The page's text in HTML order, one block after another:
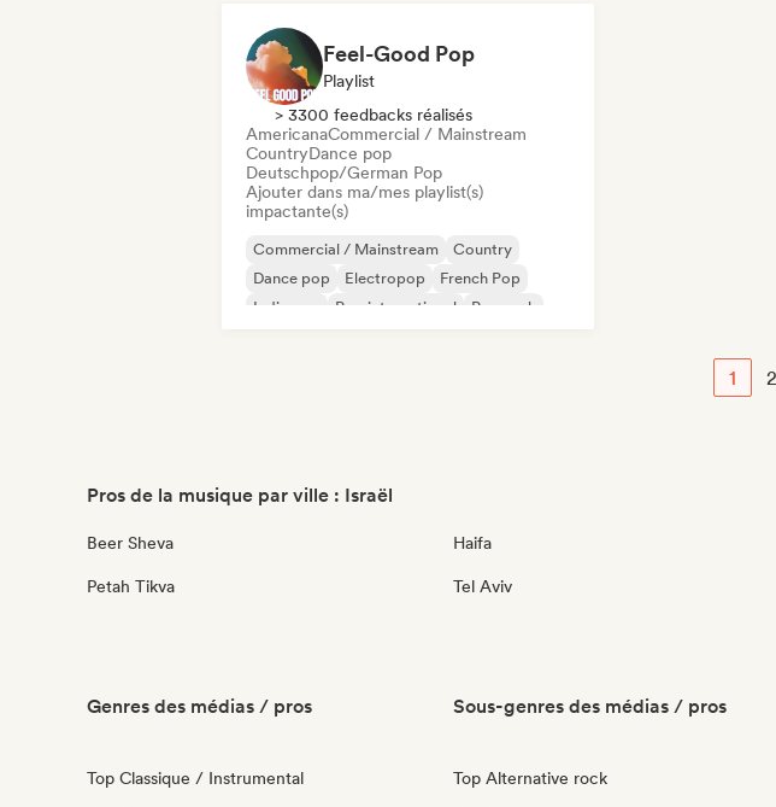
Feel-Good Pop
Playlist
> 3300 feedbacks réalisés
AmericanaCommercial / Mainstream
CountryDance pop
Deutschpop/German Pop
Ajouter dans ma/mes playlist(s)
impactante(s)
Commercial / Mainstream
Country
Dance pop
Electropop
French Pop
Indie pop
Pop international Pop rock
1 2
Pros de la musique par ville : Israël
Beer Sheva Haifa
Petah Tikva Tel Aviv
Genres des médias / pros
Top Classique / Instrumental
Sous-genres des médias / pros
Top Alternative rock